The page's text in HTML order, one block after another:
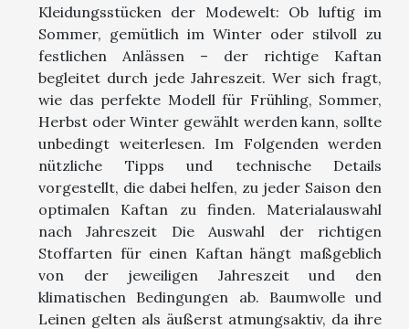
Kleidungsstücken der Modewelt: Ob luftig im
Sommer, gemütlich im Winter oder stilvoll zu
festlichen Anlässen – der richtige Kaftan
begleitet durch jede Jahreszeit. Wer sich fragt,
wie das perfekte Modell für Frühling, Sommer,
Herbst oder Winter gewählt werden kann, sollte
unbedingt weiterlesen. Im Folgenden werden
nützliche Tipps und technische Details
vorgestellt, die dabei helfen, zu jeder Saison den
optimalen Kaftan zu finden. Materialauswahl
nach Jahreszeit Die Auswahl der richtigen
Stoffarten für einen Kaftan hängt maßgeblich
von der jeweiligen Jahreszeit und den
klimatischen Bedingungen ab. Baumwolle und
Leinen gelten als äußerst atmungsaktiv, da ihre